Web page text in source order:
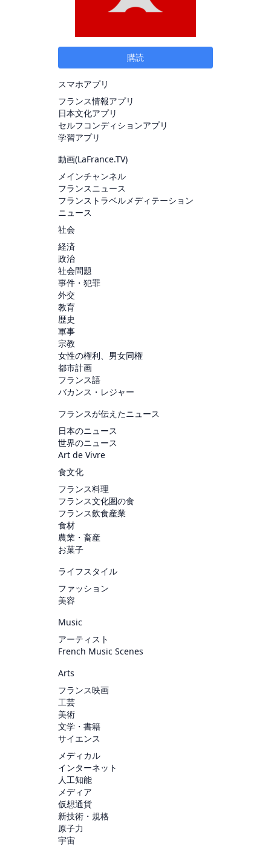
購読
スマホアプリ
フランス情報アプリ
日本文化アプリ
セルフコンディションアプリ
学習アプリ
動画(LaFrance.TV)
メインチャンネル
フランスニュース
フランストラベルメディテーション
ニュース
社会
経済
政治
社会問題
事件・犯罪
外交
教育
歴史
軍事
宗教
女性の権利、男女同権
都市計画
フランス語
バカンス・レジャー
フランスが伝えたニュース
日本のニュース
世界のニュース
Art de Vivre
食文化
フランス料理
フランス文化圏の食
フランス飲食産業
食材
農業・畜産
お菓子
ライフスタイル
ファッション
美容
Music
アーティスト
French Music Scenes
Arts
フランス映画
工芸
美術
文学・書籍
サイエンス
メディカル
インターネット
人工知能
メディア
仮想通貨
新技術・規格
原子力
宇宙